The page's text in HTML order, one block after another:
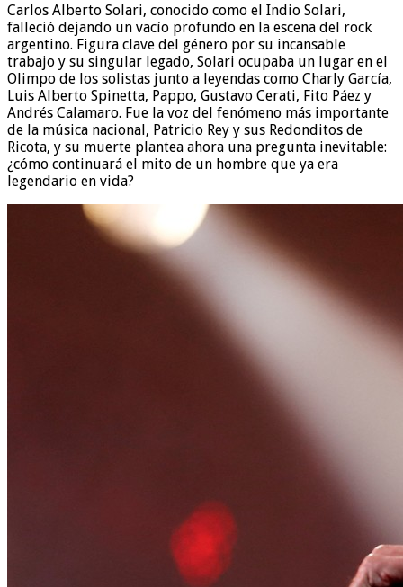
Carlos Alberto Solari, conocido como el Indio Solari,
falleció dejando un vacío profundo en la escena del rock
argentino. Figura clave del género por su incansable
trabajo y su singular legado, Solari ocupaba un lugar en el
Olimpo de los solistas junto a leyendas como Charly García,
Luis Alberto Spinetta, Pappo, Gustavo Cerati, Fito Páez y
Andrés Calamaro. Fue la voz del fenómeno más importante
de la música nacional, Patricio Rey y sus Redonditos de
Ricota, y su muerte plantea ahora una pregunta inevitable:
¿cómo continuará el mito de un hombre que ya era
legendario en vida?